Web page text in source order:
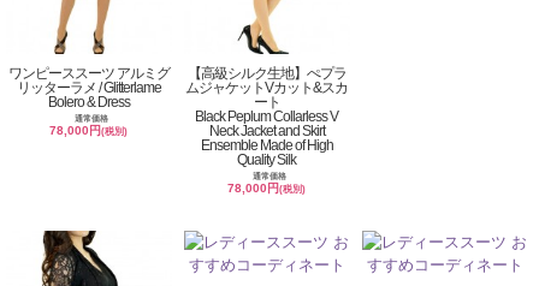
ワンピーススーツ アルミグ
リッターラメ / Glitterlame
Bolero & Dress
通常価格
78,000円(税別)
【高級シルク生地】ぺプラ
ムジャケットVカット&スカ
ート
Black Peplum Collarless V
Neck Jacket and Skirt
Ensemble Made of High
Quality Silk
通常価格
78,000円(税別)